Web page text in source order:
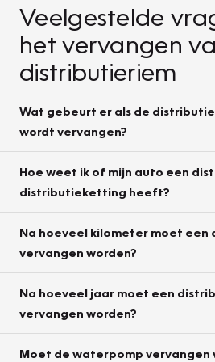
Veelgestelde
het vervangen
distributieriem
Wat gebeurt er als de
wordt vervangen?
Hoe weet ik of mijn auto een
distributieketting heeft?
Na hoeveel kilometer moet
vervangen worden?
Na hoeveel jaar moet een
vervangen worden?
Moet de waterpomp vervangen